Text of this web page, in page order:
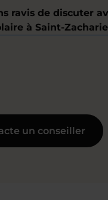
ravis de discuter
à Saint-Zacharie
un conseiller